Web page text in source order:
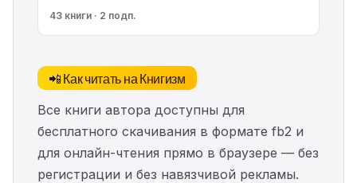
43 книги · 2 подп.
📲 Как читать на Книгизм
Все книги автора доступны для
бесплатного скачивания в формате fb2 и
для онлайн-чтения прямо в браузере — без
регистрации и без навязчивой рекламы.